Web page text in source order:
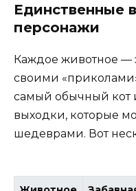
Единственные
персонажи
Каждое животное —
своими
самый обычный кот
выходки, которые
шедеврами. Вот